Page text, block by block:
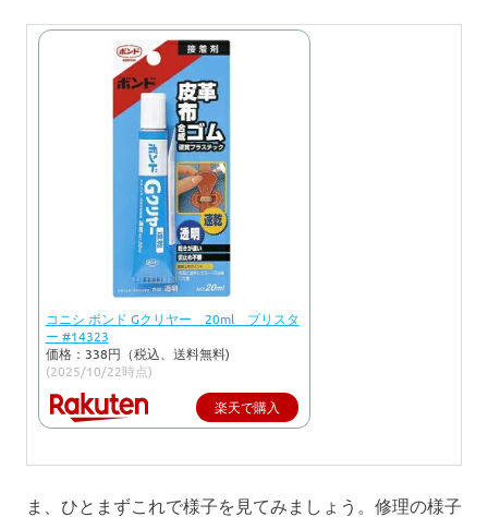
コニシ ボンド Gクリヤー 20ml ブリスタ
ー #14323
価格：338円（税込、送料無料)
(2025/10/22時点)
楽天で購入
ま、ひとまずこれで様子を見てみましょう。修理の様子